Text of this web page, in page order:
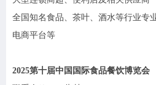
全国知名食品、茶叶、酒水等行业专
电商平台等
2025第十届中国国际食品餐饮博览会